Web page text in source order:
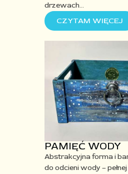
drzewach…
CZYTAM WIĘCEJ
PAMIĘĆ WODY
Abstrakcyjnaforma i
do odcieniwody –